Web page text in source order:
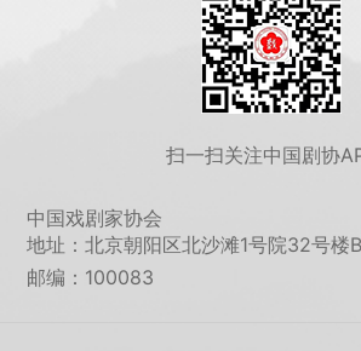
扫一扫关注中国剧协
中国戏剧家协会
地址：北京朝阳区北沙滩1号院32号楼
邮编：100083